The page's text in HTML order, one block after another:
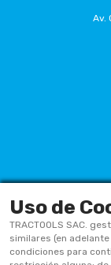
Av.
Uso de
TRACTOOLS SAC.
similares (en
condiciones para